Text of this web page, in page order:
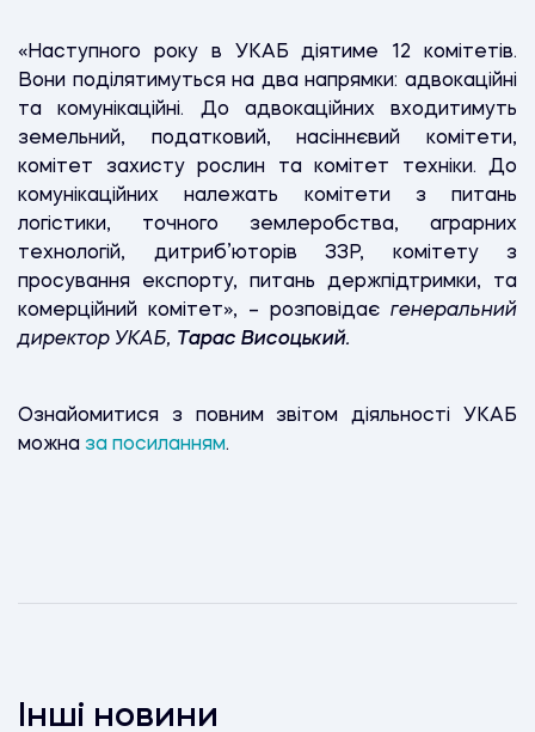
«Наступного року в УКАБ діятиме 12 комітетів.
Вони поділятимуться на два напрямки: адвокаційні
та комунікаційні. До адвокаційних входитимуть
земельний, податковий, насіннєвий комітети,
комітет захисту рослин та комітет техніки. До
комунікаційних належать комітети з питань
логістики, точного землеробства, аграрних
технологій, дитриб’юторів ЗЗР, комітету з
просування експорту, питань держпідтримки, та
комерційний комітет», – розповідає генеральний
директор УКАБ, Тарас Висоцький.
Ознайомитися з повним звітом діяльності УКАБ
можна за посиланням.
Інші новини